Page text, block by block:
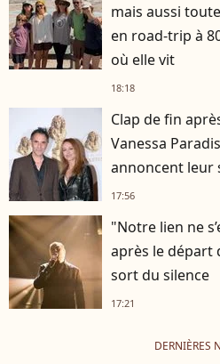
mais aussi
en road-trip à
où elle vit
18:18
Clap de fin
Vanessa
annoncent leur
17:56
"Notre lien ne
après le départ
sort du silence
17:21
DERNIÈRES